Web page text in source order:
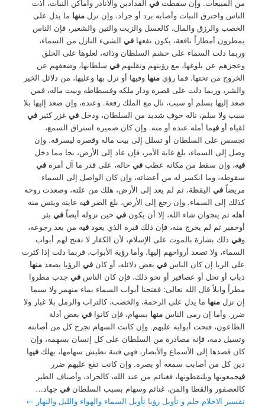
من المبيعات. وإن سقطتفي الفدادين والأنادر وأماكن النبات، أذت
الناس واحترق النبات وأصابه برد أو جراد، وإن نزلمنها ما يدل على
الخصب والرزق والمال، كالعسل والزيت والتين والشعير، فإن الناس
يمطرون أمطاراً نافعة، يكون نفعهافي الشيء النازل من السماء،
وربما دلت السماء على حشم السلطان وذاته، لعلوها على الخلق
وعجزهم عن بلوغها، مع رؤيتهم وتقلبهمفي سلطانها، وضعفهم عن
الخروج من تحتها. فما رؤيمنها وفيها أو نزل بها وعليها، من دلائل الخير
والشر، وربما دلت على قصره ودار ملكه وفسطاطه وبيت ماله، فمن
صعد إليها بسلم أو سبب، نال مع الملك رفعة. وعنده، وإن صعد إليها بلا
سبب ولا سلم، ناله خوف شديد من السلطان، ودخلفي غزر كثيرفي
لقياه أوفيما أمله عنده أو منه. وإن كان ضميره استراق السمع،
تجسس على السلطان أو تسلل إلى بيت ماله وقصره ليسرقه. وإن
وصل إلى السماء، بلغ غاية الأمر، فإن عاد إلى الأرض، نجا مما دخل
فيه، وإن سقط من مكانه عطبفي حاله، على قدر ما آل أمرهفي
سقوطه، وما انكسر له من أعضائه، وإن كان الواصل إلى السماء
مريضاًفي اليقظة، ثم لم يعد إلى الأرض، هلك من علته، وصعدت روحه
كذلك إلى السماء. وإن رجع إلى الأرض، بلغ الضرفيه غايته ويئس منه
أهله ثم ينجوان شاء الله، إلا أن يكونفي حين نزوله أيضاًفي بئر
أوحفير ثم لم يخرج منه، فإن ذلك قبره الذي يعودفيه من بعد رجوعه،
وفي ذلك بشارة بالموت على الإسلام، لأن الكفار لا تفتح لهم أبواب
السماء، ولا تصعد أرواحهم إليها. وأما رؤية الأبواب، فربما دلت إذا كثرت
على الربا إن كان الناسفي بعض دلائله، أو كانفي الرؤيا يصعدمنها
ذباب أو نحل أو عصافير أو نحو ذلك، فإن كان الناسفي جدب مطروا
مطراً وابلاً قال الله تعالى: ففتحنا أبواب السماء بماء منهمر ولا سيما
إن نزلمنها ما يدل على الرحمة، والخصب، كالتراب والرمل بلا غبار ولا
ضرر. وأما إن رمى الناسمنها بسهام، فإن كانوافي بعض أدلة
الطاعون، فتحت أبوابه عليهم. وإن كانت السهام تجرح كل من أصابته
وتسيل دمه، فإنه مصادرة من السلطان على كل إنسان بسهمه، وإن
كان قصدها إلى الأسماع والأبصار، فهي فتنة تطيش سهامها، يهلكفيها
دين كل من أصابت سمعه أو بصره. وإن كانت تقع عليهم ضرر
فيجمعونها ويلتقطونها، فغنائم من عند الله، كالجراد، وأصناف الطير
كالعصفور والقطا والمن، غنائم وسهام بسبب السلطانفي جهاد…
تفسير الاحلام حلم و تأويل رؤيا تأويل السماء والهواء والليل والنهار ←